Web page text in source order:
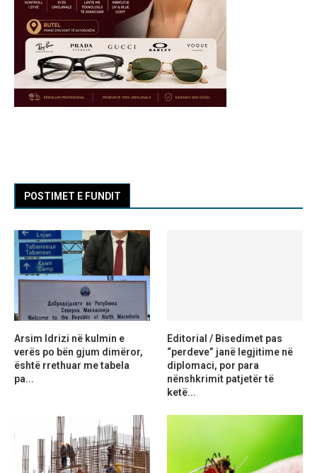
POSTIMET E FUNDIT
Arsim Idrizi në kulmin e
verës po bën gjum dimëror,
është rrethuar me tabela
pa...
Editorial / Bisedimet pas
“perdeve” janë legjitime në
diplomaci, por para
nënshkrimit patjetër të
ketë...